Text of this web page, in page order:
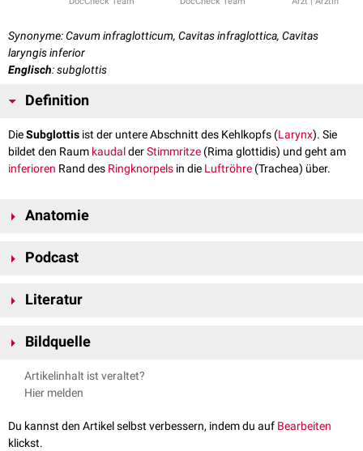
Synonyme: Cavum infraglotticum, Cavitas infraglottica, Cavitas
laryngis inferior
Englisch: subglottis
Definition
DieSubglottis ist der untere Abschnitt des Kehlkopfs (Larynx). Sie
bildet den Raum kaudalderStimmritze (Rima glottidis) und geht am
inferioren Rand des Ringknorpels in die Luftröhre (Trachea) über.
Anatomie
das derSupraglottis
Podcast
FlexTalk - Der Kehlkopf
Literatur
Atlas in einem Band (De Gruyter Studium) (19th totaly rev. ed.), De
Bildquelle
Bildquelle Podcast: © Radovan Zierik /
Artikelinhalt ist veraltet?
Hier melden
Du kannst den Artikel selbst verbessern, indem du auf Bearbeiten
klickst.